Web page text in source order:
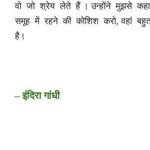
वो जो श्रेय लेते हैं । उन्होंने मुझसे
समूह में रहने की कोशिश करो, वहां बहुत
है।
– इंदिरा गांधी